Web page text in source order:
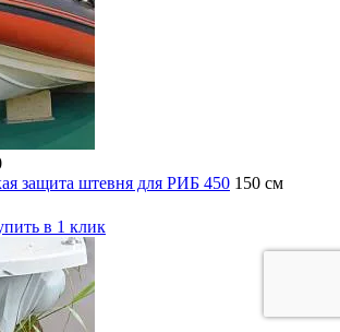
защита штевня для РИБ 450 150 см
в 1 клик